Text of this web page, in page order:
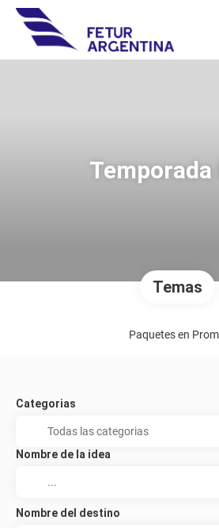
Temporada
Temas
Paquetes en
Categorias
Nombre de la idea
Nombre del destino